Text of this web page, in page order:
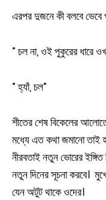
এরপর দুজনে কী বলবে ভেবে
” চল না, ওই পুকুরের ধারে
” হ্যাঁ, চল”
শীতের শেষ বিকেলের
মধ্যে এত কথা জমানো তাই
নীরবতাই নতুন ভোরের
নতুন দিনের সূচনা করবে।
যেন অটুট থাকে ওদের।